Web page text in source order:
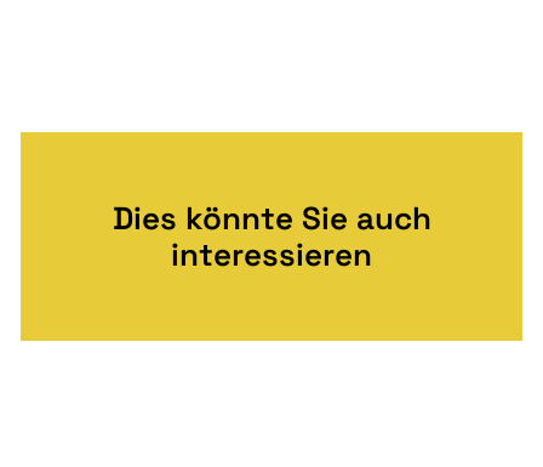
Dies könnte Sie auch
interessieren